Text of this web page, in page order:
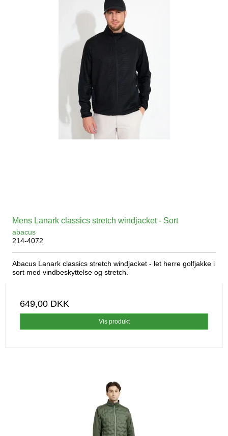
Mens Lanark classics stretch windjacket - Sort
abacus
214-4072
Abacus Lanark classics stretch windjacket - let herre golfjakke i
sort med vindbeskyttelse og stretch.
649,00 DKK
Vis produkt